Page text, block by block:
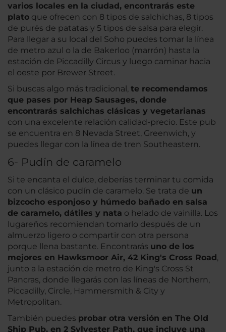
varios locales en la ciudad, encontrarás este
plato que ofrecen con 8 tipos de salchichas, 8 tipos
de purés de patatas y 5 tipos de salsa para elegir.
Para llegar a su local del Soho puedes tomar la línea
de metro azul o la de Bakerloo (marrón) hasta la
estación de Piccadilly Circus y luego caminar hacia
el oeste por Brewer Street.
Si buscas algo más tradicional, te recomendamos
que pases por Heap Sausages, donde
encontrarás salchichas clásicas y vegetarianas
con una excelente relación calidad-precio. Este pub
se encuentra en 8 Nevada Street, Greenwich, y
puedes llegar con la línea de tren Southeastern.
6- Pudín de caramelo
Si te encanta el dulce, deberías terminar tu comida
con un clásico pudín de caramelo. Se trata de un
bizcocho esponjoso y húmedo bañado en salsa
de caramelo, dátiles y nata o helado de vainilla. Los
lugareños recomiendan tomarlo después de un
almuerzo ligero o compartir con otra persona
porque llena bastante. Encontrarás uno de los
mejores en Hawksmoor Air, 42 King's Cross Road,
junto a la estación de metro de King's Cross St
Pancras, donde llegarás con las líneas de Northern,
Piccadilly, Circle, Hammersmith & City y
Metropolitan.
También puedes probar otra versión en The Old
Ship Pub, en 2 Sylvester Path, que incluye una